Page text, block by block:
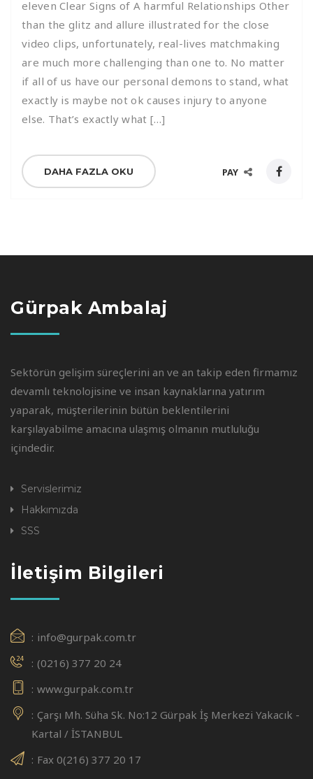
eleven Clear Signs of A harmful Relationships Other
than the glitz and allure illustrated for the close
video clips, unfortunately, real-lives matchmaking
are much more challenging than one to. No matter
if all of us have our personal demons to stand, what
exactly is maybe not ok causes injury to anyone
else. That’s exactly what […]
DAHA FAZLA OKU PAY
Gürpak Ambalaj
Sektörün gelişim süreçlerini an ve an takip eden firmamız
devamlı teknolojisine ve insan kaynaklarına yatırım
yaparak, müşterilerinin bütün beklentilerini
karşılayabilme amacına ulaşmış olmanın mutluluğu
içindedir.
Servislerimiz
Hakkımızda
SSS
İletişim Bilgileri
info@gurpak.com.tr
(0216) 377 20 24
www.gurpak.com.tr
Çarşı Mh. Süha Sk. No:12 Gürpak İş Merkezi Yakacık -
Kartal / İSTANBUL
Fax 0(216) 377 20 17